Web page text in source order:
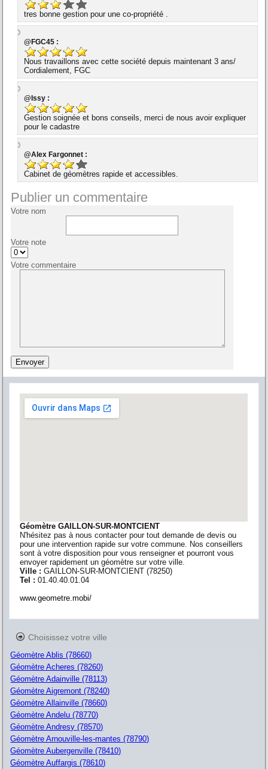
tres bonne gestion pour une co-propriété .
@FGC45 :
Nous travaillons avec cette société depuis maintenant 3 ans/
Cordialement, FGC
@Issy :
Gestion soignée et bons conseils, merci de nous avoir expliquer
pour le cadastre
@Alex Fargonnet :
Cabinet de géomètres rapide et accessibles.
Publier un commentaire
Votre nom
Votre note
Votre commentaire
Géomètre GAILLON-SUR-MONTCIENT
N'hésitez pas à nous contacter pour tout demande de devis ou
pour une intervention rapide sur votre commune. Nos conseillers
sont à votre disposition pour vous renseigner et pourront vous
envoyer rapidement un géomètre sur votre ville.
Ville :GAILLON-SUR-MONTCIENT (78250)
Tel :01.40.40.01.04
www.geometre.mobi/
Choisissez votre ville
Géomètre Ablis (78660)
Géomètre Acheres (78260)
Géomètre Adainville (78113)
Géomètre Aigremont (78240)
Géomètre Allainville (78660)
Géomètre Andelu (78770)
Géomètre Andresy (78570)
Géomètre Arnouville-les-mantes (78790)
Géomètre Aubergenville (78410)
Géomètre Auffargis (78610)